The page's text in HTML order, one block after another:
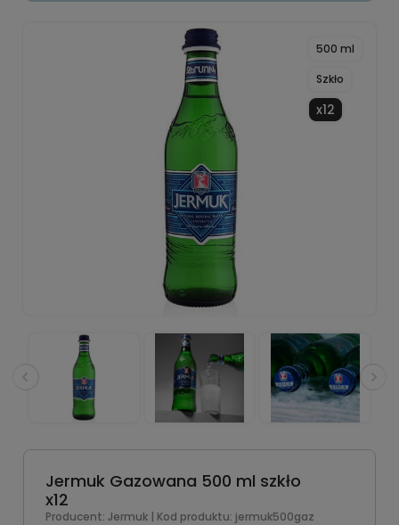
500 ml
Szkło
x12
Jermuk Gazowana 500 ml szkło
x12
Producent: Jermuk | Kod produktu: jermuk500gaz